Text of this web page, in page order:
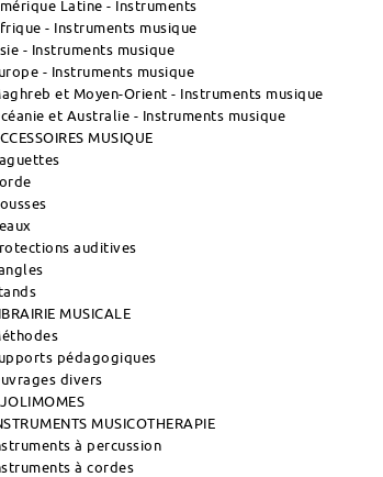
Latine - Instruments
- Instruments musique
- Instruments musique
- Instruments musique
et Moyen-Orient - Instruments musique
et Australie - Instruments musique
MUSIQUE
auditives
MUSICALE
pédagogiques
divers
MUSICOTHERAPIE
à percussion
à cordes